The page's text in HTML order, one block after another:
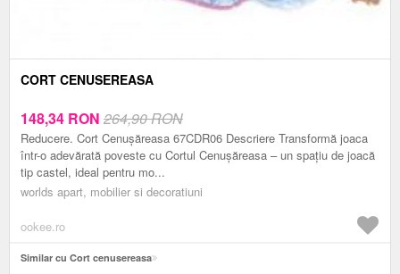
CORT CENUSEREASA
148,34 RON 264,90 RON
Reducere. Cort Cenușăreasa 67CDR06 Descriere Transformă joaca
într-o adevărată poveste cu Cortul Cenușăreasa – un spațiu de joacă
tip castel, ideal pentru mo...
worlds apart, mobilier si decoratiuni
ookee.ro
Similar cu Cort cenusereasa